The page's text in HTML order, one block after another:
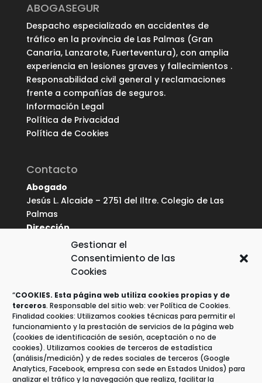
Gestionar el
Consentimiento de las
Cookies
“COOKIES. Esta página web utiliza cookies propias y de
terceros. Responsable del sitio web: ver Política de Cookies.
Finalidad cookies: Utilizamos cookies técnicas para permitir el
funcionamiento y la prestación de servicios de la página web
(cookies de identificación de sesión, aceptación o no de
cookies). Utilizamos cookies de terceros de estadística
(análisis/medición) y de redes sociales de terceros (Google
Analytics, Facebook, empresa con sede en Estados Unidos) para
analizar el tráfico y la navegación que realiza, facilitar la
ABOGASEGUR
Despacho especializado en accidentes de
tráfico en la provincia de Las Palmas (Gran
Canaria, Lanzarote, Fuerteventura), con amplia
experiencia en lesiones graves y fallecimientos .
Responsabilidad civil general y reclamaciones
frente a compañías de seguros.
Información Legal
Política de Privacidad
Política de Cookies
Contacto
Abogado
Jesús L. Alcaide – 2751 del Iltre. Colegio de Las
Palmas
Dirección
Av. Juan Carlos I, 17 bis – Oficina 10 (Edif.
Corona), 35019 – Las Palmas de G.C.
E-mail
info@abogasegur.com
Enlaces de interés
Noticias Jurídicas
BOE